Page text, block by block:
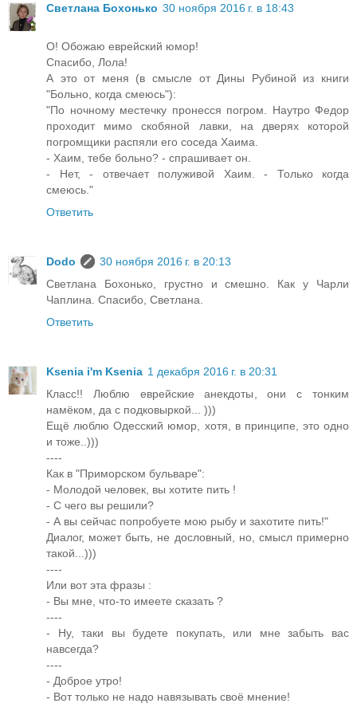
Светлана Бохонько 30 ноября 2016 г. в 18:43
О! Обожаю еврейский юмор!
Спасибо, Лола!
А это от меня (в смысле от Дины Рубиной из книги
"Больно, когда смеюсь"):
"По ночному местечку пронесся погром. Наутро Федор
проходит мимо скобяной лавки, на дверях которой
погромщики распяли его соседа Хаима.
- Хаим, тебе больно? - спрашивает он.
- Нет, - отвечает полуживой Хаим. - Только когда
смеюсь."
Ответить
Dodo
30 ноября 2016 г. в 20:13
Светлана Бохонько, грустно и смешно. Как у Чарли
Чаплина. Спасибо, Светлана.
Ответить
Ksenia i'm Ksenia 1 декабря 2016 г. в 20:31
Класс!! Люблю еврейские анекдоты, они с тонким
намёком, да с подковыркой... )))
Ещё люблю Одесский юмор, хотя, в принципе, это одно
и тоже..)))
----
Как в "Приморском бульваре":
- Молодой человек, вы хотите пить !
- С чего вы решили?
- А вы сейчас попробуете мою рыбу и захотите пить!"
Диалог, может быть, не дословный, но, смысл примерно
такой...)))
----
Или вот эта фразы :
- Вы мне, что-то имеете сказать ?
----
- Ну, таки вы будете покупать, или мне забыть вас
навсегда?
----
- Доброе утро!
- Вот только не надо навязывать своё мнение!